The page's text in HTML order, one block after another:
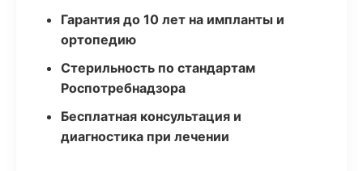
Гарантия до 10 лет на импланты и
ортопедию
Стерильность по стандартам
Роспотребнадзора
Бесплатная консультация и
диагностика при лечении